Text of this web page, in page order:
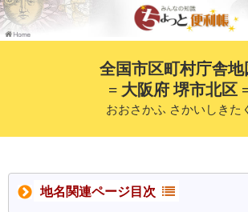
全国市区町村庁舎地
= 大阪府 堺市北区
おおさかふ さかいしきた
地名関連ページ目次